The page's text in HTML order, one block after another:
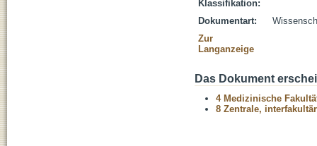
Klassifikation:
Dokumentart:
Zur
Langanzeige
Das Dokument
4 Medizinische
8 Zentrale,